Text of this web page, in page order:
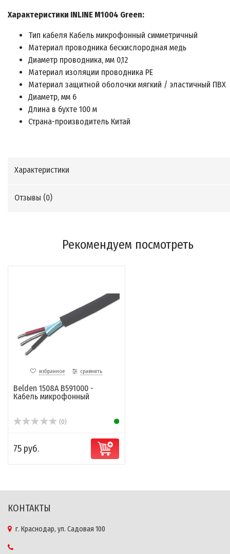
Характеристики INLINE M1004 Green:
Тип кабеля Кабель микрофонный симметричный
Материал проводника бескислородная медь
Диаметр проводника, мм 0,12
Материал изоляции проводника PE
Материал защитной оболочки мягкий / эластичный ПВХ
Диаметр, мм 6
Длина в бухте 100 м
Страна-производитель Китай
Характеристики
Отзывы (0)
Рекомендуем посмотреть
избранное сравнить
Belden 1508A B591000 -
Кабель микрофонный
(0)
75 руб.
КОНТАКТЫ
г. Краснодар, ул. Садовая 100